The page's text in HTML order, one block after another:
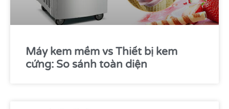
Máy kem mềm vs Thiết bị kem
cứng: So sánh toàn diện